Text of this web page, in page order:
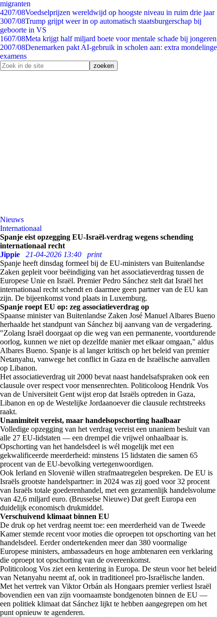
migranten
4207/08Voedselprijzen wereldwijd op hoogste niveau in ruim drie jaar
3007/08Trump grijpt weer in op automatisch staatsburgerschap bij
geboorte in VS
1607/08Meta krijgt half miljard boete voor mentale schade bij jongeren
2007/08Denemarken pakt AI-gebruik in scholen aan: extra mondelinge
examens
Nieuws
Internationaal
Spanje eist opzegging EU-Israël-verdrag wegens schending
internationaal recht
Jippie
21-04-2026 13:40
print
Spanje heeft dinsdag formeel bij de EU-ministers van Buitenlandse
Zaken gepleit voor beëindiging van het associatieverdrag tussen de
Europese Unie en Israël. Premier Pedro Sánchez stelt dat Israël het
internationaal recht schendt en daarmee geen partner van de EU kan
zijn. De bijeenkomst vond plaats in Luxemburg.
Spanje roept EU op: zeg associatieverdrag op
Spaanse minister van Buitenlandse Zaken José Manuel Albares Bueno
herhaalde het standpunt van Sánchez bij aanvang van de vergadering.
"Zolang Israël doorgaat op die weg van een permanente, voortdurende
oorlog, kunnen we niet op dezelfde manier met elkaar omgaan," aldus
Albares Bueno. Spanje is al langer kritisch op het beleid van premier
Netanyahu, vanwege het conflict in Gaza en de Israëlische aanvallen
op Libanon.
Het associatieverdrag uit 2000 bevat naast handelsafspraken ook een
clausule over respect voor mensenrechten. Politicoloog Hendrik Vos
van de Universiteit Gent wijst erop dat Israëls optreden in Gaza,
Libanon en op de Westelijke Jordaanoever die clausule rechtstreeks
raakt.
Unanimiteit vereist, maar handelsopschorting haalbaar
Volledige opzegging van het verdrag vereist een unaniem besluit van
alle 27 EU-lidstaten — een drempel die vrijwel onhaalbaar is.
Opschorting van het handelsdeel is wél mogelijk met een
gekwalificeerde meerderheid: minstens 15 lidstaten die samen 65
procent van de EU-bevolking vertegenwoordigen.
Ook Ierland en Slovenië willen strafmaatregelen bespreken. De EU is
Israëls grootste handelspartner: in 2024 was zij goed voor 32 procent
van Israëls totale goederenhandel, met een gezamenlijk handelsvolume
van 42,6 miljard euro. (Brusselse Nieuwe) Dat geeft Europa een
duidelijk economisch drukmiddel.
Verschuivend klimaat binnen EU
De druk op het verdrag neemt toe: een meerderheid van de Tweede
Kamer stemde recent voor moties die oproepen tot opschorting van het
handelsdeel. Eerder ondertekenden meer dan 380 voormalige
Europese ministers, ambassadeurs en hoge ambtenaren een verklaring
die oproept tot opschorting van de overeenkomst.
Politicoloog Vos ziet een kentering in Europa. De steun voor het beleid
van Netanyahu neemt af, ook in traditioneel pro-Israëlische landen.
Met het vertrek van Viktor Orbán als Hongaars premier verliest Israël
bovendien een van zijn voornaamste bondgenoten binnen de EU —
een politiek klimaat dat Sánchez lijkt te hebben aangegrepen om het
punt opnieuw te agenderen.